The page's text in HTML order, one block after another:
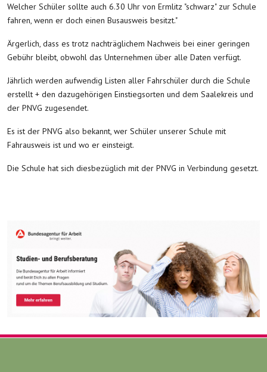
Welcher Schüler sollte auch 6.30 Uhr von Ermlitz "schwarz" zur Schule
fahren, wenn er doch einen Busausweis besitzt."
Ärgerlich, dass es trotz nachträglichem Nachweis bei einer geringen
Gebühr bleibt, obwohl das Unternehmen über alle Daten verfügt.
Jährlich werden aufwendig Listen aller Fahrschüler durch die Schule
erstellt + den dazugehörigen Einstiegsorten und dem Saalekreis und
der PNVG zugesendet.
Es ist der PNVG also bekannt, wer Schüler unserer Schule mit
Fahrausweis ist und wo er einsteigt.
Die Schule hat sich diesbezüglich mit der PNVG in Verbindung gesetzt.